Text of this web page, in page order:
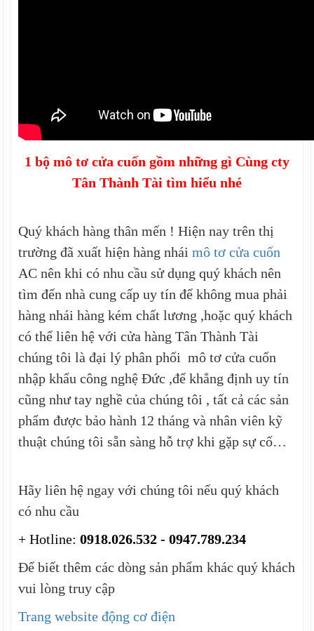
1 bộ mô tơ cửa cuốn gồm những gì Cùng cty
Tân Thành Tài tìm hiểu nhé
Quý khách hàng thân mến ! Hiện nay trên thị
trường đã xuất hiện hàng nháimô tơ cửa cuốn
AC nên khi có nhu cầu sử dụng quý khách nên
tìm đến nhà cung cấp uy tín để không mua phải
hàng nhái hàng kém chất lương ,hoặc quý khách
có thể liên hệ với cửa hàng Tân Thành Tài
chúng tôi là đại lý phân phối mô tơ cửa cuốn
nhập khẩu công nghệ Đức ,để khẳng định uy tín
cũng như tay nghề của chúng tôi , tất cả các sản
phẩm được bảo hành 12 tháng và nhân viên kỹ
thuật chúng tôi sẵn sàng hỗ trợ khi gặp sự cố…
Hãy liên hệ ngay với chúng tôi nếu quý khách
có nhu cầu
+ Hotline: 0918.026.532 - 0947.789.234
Để biết thêm các dòng sản phẩm khác quý khách
vui lòng truy cập
Trang website động cơ điện